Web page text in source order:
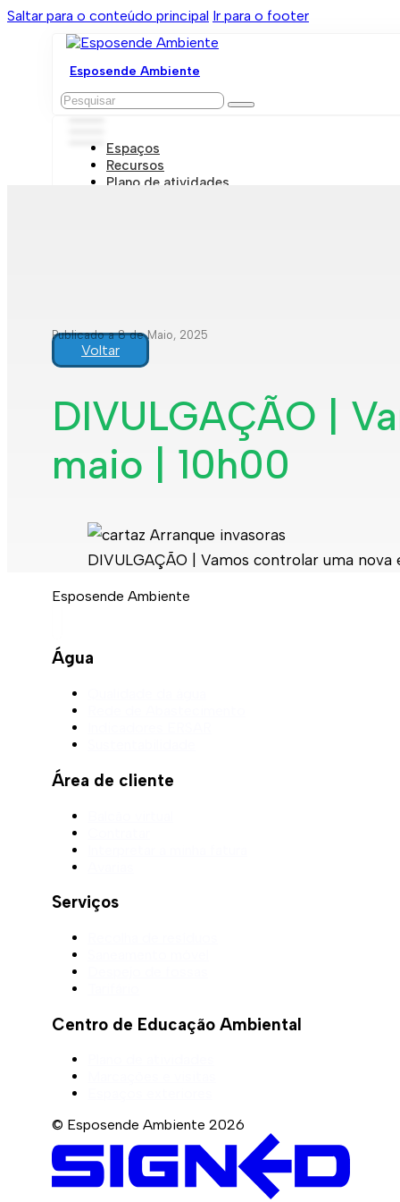
Saltar para o conteúdo principal Ir para o footer
Esposende Ambiente
Pesquisar
Espaços
Recursos
Plano de atividades
Publicado a 8 de Maio, 2025
Voltar
DIVULGAÇÃO |
maio | 10h00
DIVULGAÇÃO | Vamos controlar uma nova
Esposende Ambiente
Água
Área de cliente
Serviços
Centro de Educação Ambiental
© Esposende Ambiente 2026